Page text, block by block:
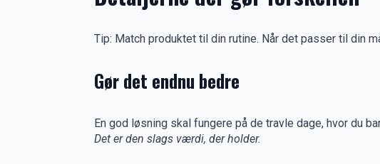
Tip: Match produktet til din rutine. Når det passer til din
Gør det endnu bedre
En god løsning skal fungere på de travle dage, hvor du
Det er den slags værdi, der holder.